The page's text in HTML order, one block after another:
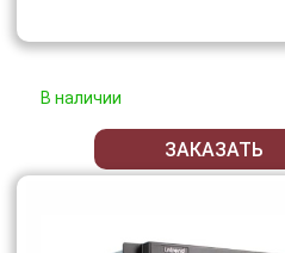
В наличии
ЗАКАЗАТЬ